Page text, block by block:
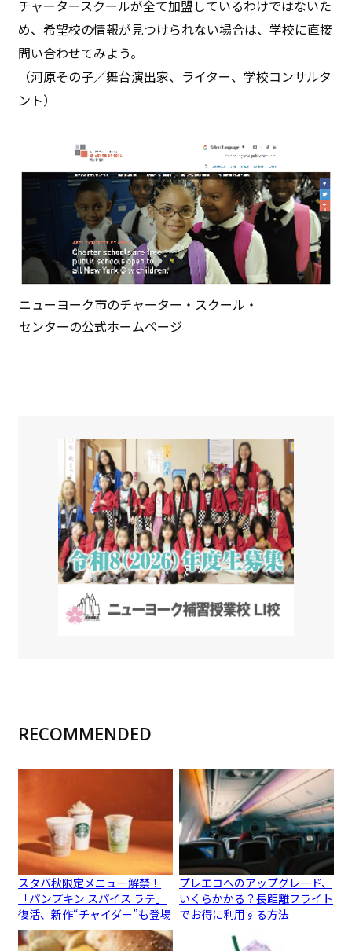
チャータースクールが全て加盟しているわけではないた
め、希望校の情報が見つけられない場合は、学校に直接
問い合わせてみよう。
（河原その子／舞台演出家、ライター、学校コンサルタ
ント）
ニューヨーク市のチャーター・スクール・
センターの公式ホームページ
RECOMMENDED
スタバ秋限定メニュー解禁！
「パンプキン スパイス ラテ」
復活、新作“チャイダー”も登場
プレエコへのアップグレード、
いくらかかる？長距離フライト
でお得に利用する方法